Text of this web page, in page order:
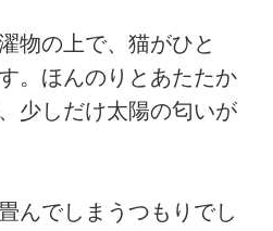
物の上で、猫がひと
。ほんのりとあたたか
少しだけ太陽の匂いが
んでしまうつもりでし